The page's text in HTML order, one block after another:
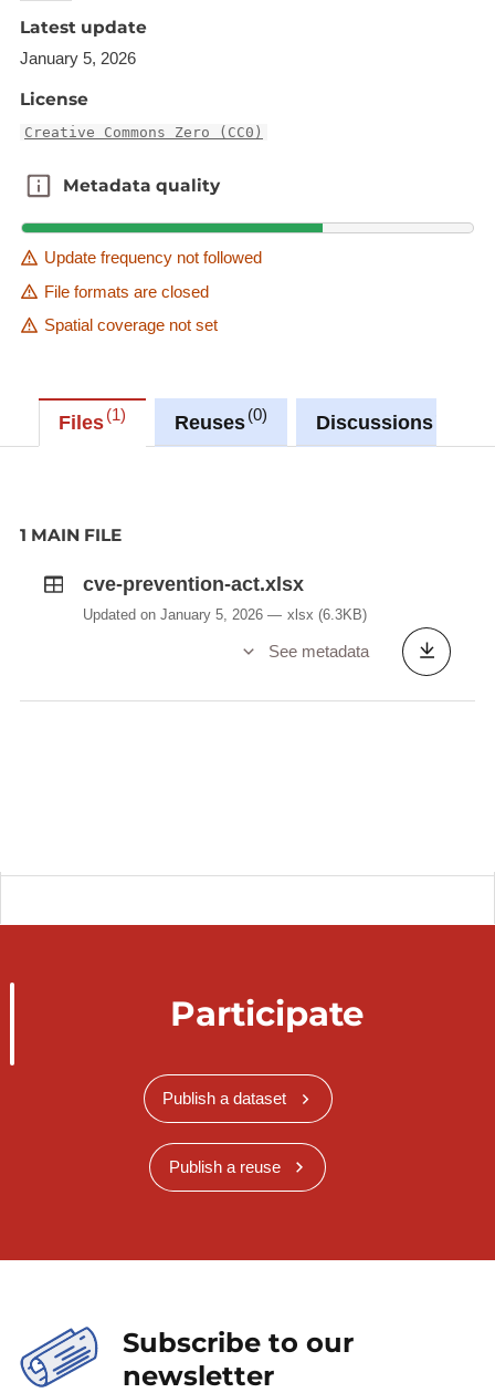
date_creation
MM/YYYY)
nombre total cumulé d’actes de vaccination
date_creation: mois de référence
(format MM/YYYY)
d’actes de vaccination enregistrés
Latest update
January 5, 2026
License
Creative Commons Zero (CC0)
Metadata quality
Metadata quality
Update frequency not followed
File formats are closed
Spatial coverage not set
Files 1 Reuses 0 Discussions
1 MAIN FILE
cve-prevention-act.xlsx
Updated on January 5, 2026 xlsx (6.3KB)
See metadata
Participate
Publish a dataset
Publish a reuse
Subscribe to our
newsletter